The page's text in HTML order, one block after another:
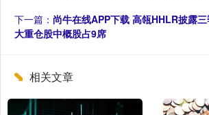
下一篇： 尚牛在线APP下载 高瓴HHLR披露
大重仓股中概股占9席
相关文章